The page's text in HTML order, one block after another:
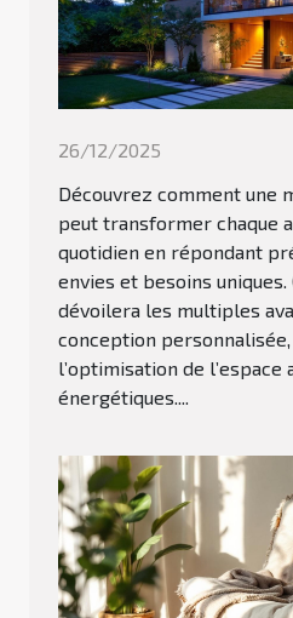
26/12/2025
Découvrez comment une
peut transformer chaque
quotidien en répondant
envies et besoins uniques.
dévoilera les multiples
conception
l’optimisation de
énergétiques....